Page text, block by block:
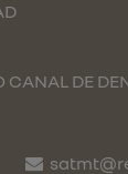
CANAL DE